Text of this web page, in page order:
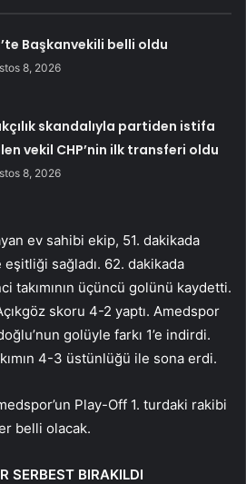
Başkanvekili belli oldu
8, 2026
skandalıyla partiden istifa
vekil CHP’nin ilk transferi oldu
8, 2026
ev sahibi ekip, 51. dakikada
eşitliği sağladı. 62. dakikada
takımının üçüncü golünü kaydetti.
skoru 4-2 yaptı. Amedspor
golüyle farkı 1’e indirdi.
4-3 üstünlüğü ile sona erdi.
Play-Off 1. turdaki rakibi
belli olacak.
SERBEST BIRAKILDI